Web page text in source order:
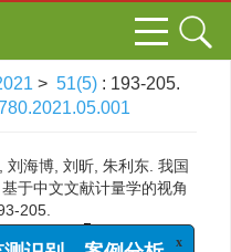
> 51(5) : 193-205.
刘海博, 刘昕, 朱利东. 我国
于中文文献计量学的视角
205.